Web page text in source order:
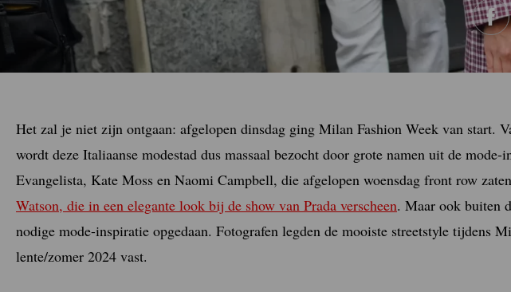
Het zal je niet zijn ontgaan: afgelopen dinsdag ging Milan Fashion Week van start.
wordt deze Italiaanse modestad dus massaal bezocht door grote namen uit de
Evangelista, Kate Moss en Naomi Campbell, die afgelopen woensdag front row
Watson, die in een elegante look bij de show van Prada verscheen. Maar ook buiten
nodige mode-inspiratie opgedaan. Fotografen legden de mooiste streetstyle tijdens
lente/zomer 2024 vast.